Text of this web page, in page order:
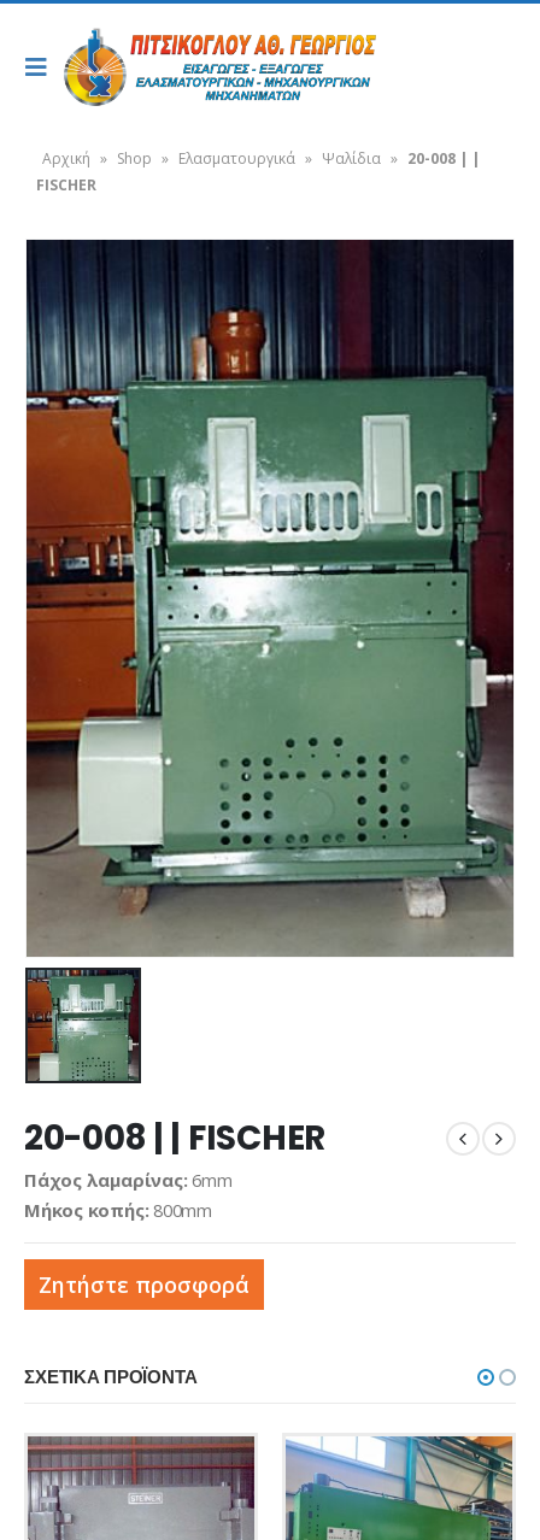
Αρχική » Shop » Ελασματουργικά » Ψαλίδια » 20-008 | |
FISCHER
20-008 | | FISCHER
Πάχος λαμαρίνας: 6mm
Μήκος κοπής: 800mm
Ζητήστε προσφορά
ΣΧΕΤΙΚΆ ΠΡΟΪΌΝΤΑ